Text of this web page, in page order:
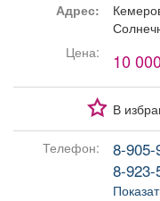
Адрес:
Цена:
10
В
Телефон:
8-
8-